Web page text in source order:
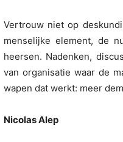
Vertrouw niet op
menselijke element, de
heersen. Nadenken,
van organisatie waar de
wapen dat werkt: meer
Nicolas Alep